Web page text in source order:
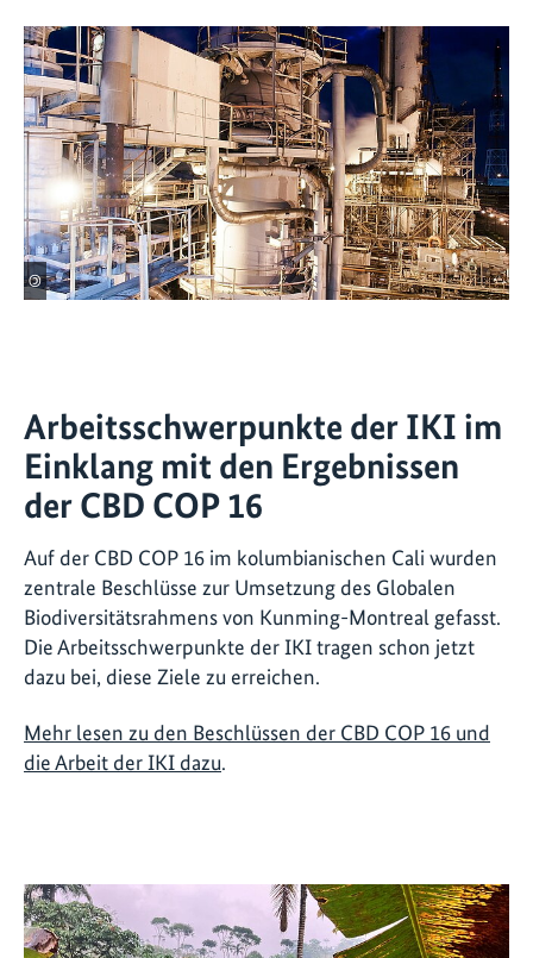
©
Arbeitsschwerpunkte der IKI im
Einklang mit den Ergebnissen
der CBD COP 16
Auf der CBD COP 16 im kolumbianischen Cali wurden
zentrale Beschlüsse zur Umsetzung des Globalen
Biodiversitätsrahmens von Kunming-Montreal gefasst.
Die Arbeitsschwerpunkte der IKI tragen schon jetzt
dazu bei, diese Ziele zu erreichen.
Mehr lesen zu den Beschlüssen der CBD COP 16 und
die Arbeit der IKI dazu.